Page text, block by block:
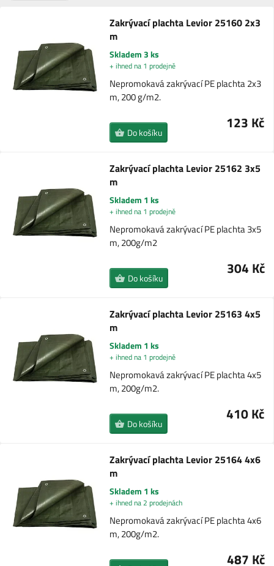
Zakrývací plachta Levior 25160 2x3
m
Skladem 3 ks
+ ihned na 1 prodejně
Nepromokavá zakrývací PE plachta 2x3
m, 200 g/m2.
123 Kč
Do košíku
Zakrývací plachta Levior 25162 3x5
m
Skladem 1 ks
+ ihned na 1 prodejně
Nepromokavá zakrývací PE plachta 3x5
m, 200g/m2
304 Kč
Do košíku
Zakrývací plachta Levior 25163 4x5
m
Skladem 1 ks
+ ihned na 1 prodejně
Nepromokavá zakrývací PE plachta 4x5
m, 200g/m2.
410 Kč
Do košíku
Zakrývací plachta Levior 25164 4x6
m
Skladem 1 ks
+ ihned na 2 prodejnách
Nepromokavá zakrývací PE plachta 4x6
m, 200g/m2.
487 Kč